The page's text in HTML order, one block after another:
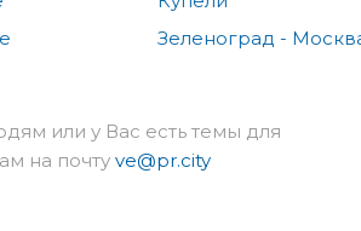
Зеленоград -
или у Вас есть темы для
на почту ve@pr.city